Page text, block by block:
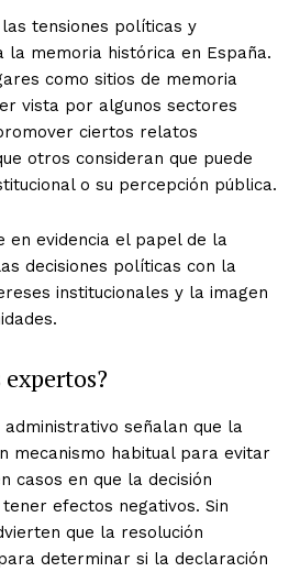
tensiones políticas y
la memoria histórica en España.
como sitios de memoria
vista por algunos sectores
ciertos relatos
otros consideran que puede
o su percepción pública.
en evidencia el papel de la
decisiones políticas con la
institucionales y la imagen
señalan que la
mecanismo habitual para evitar
casos en que la decisión
efectos negativos. Sin
que la resolución
determinar si la declaración